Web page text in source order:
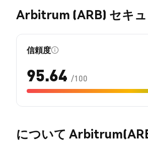
Arbitrum (ARB) セキ
信頼度
95.64 /100
について